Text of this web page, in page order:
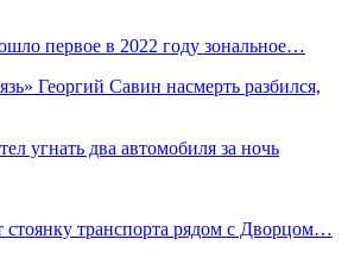
первое в 2022 году зональное…
Георгий Савин насмерть разбился,
угнать два автомобиля за ночь
стоянку транспорта рядом с Дворцом…